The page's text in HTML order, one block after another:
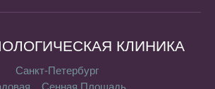
КЛИНИКА
Санкт-Петербург
Сенная Площадь